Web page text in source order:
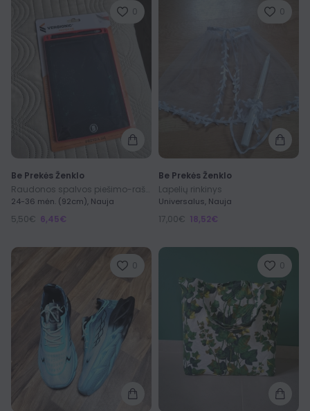
0
Be Prekės Ženklo
24-36 mėn. (92cm), Nauja
5,50€ 6,45€
0
Be Prekės Ženklo
Lapelių rinkinys
Universalus, Nauja
17,00€ 18,52€
0 0